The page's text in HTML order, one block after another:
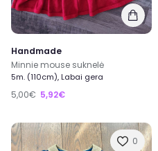
Handmade
Minnie mouse suknelė
5m. (110cm), Labai gera
5,00€ 5,92€
0